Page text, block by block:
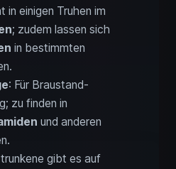
in einigen Truhen im
; zudem lassen sich
in bestimmten
: Für Braustand-
zu finden in
und anderen
gibt es auf